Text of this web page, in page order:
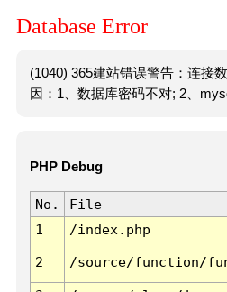
Database Error
(1040) 365建站错误警告：连接
因：1、数据库密码不对; 2、
PHP Debug
No. File
1
/index.php
2 /source/function/